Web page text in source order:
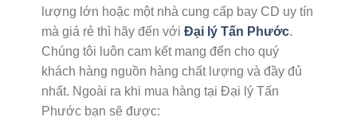
lượng lớn hoặc một nhà cung cấp bay CD uy tín
mà giá rẻ thì hãy đến với Đại lý Tấn Phước.
Chúng tôi luôn cam kết mang đến cho quý
khách hàng nguồn hàng chất lượng và đầy đủ
nhất. Ngoài ra khi mua hàng tại Đại lý Tấn
Phước bạn sẽ được: